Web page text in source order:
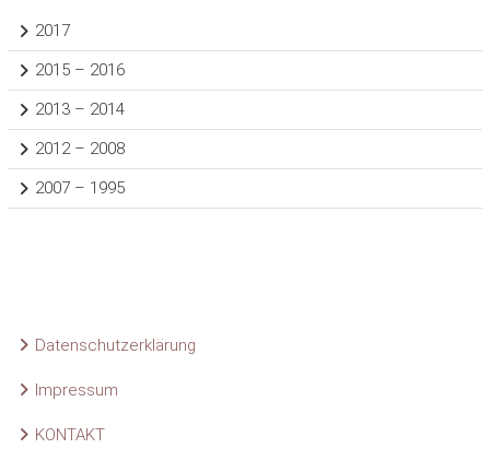
2017
2015 – 2016
2013 – 2014
2012 – 2008
2007 – 1995
Datenschutzerklärung
Impressum
KONTAKT